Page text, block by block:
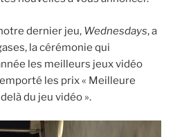
dernier jeu, Wednesdays, a
la cérémonie qui
les meilleurs jeux vidéo
les prix « Meilleure
du jeu vidéo ».